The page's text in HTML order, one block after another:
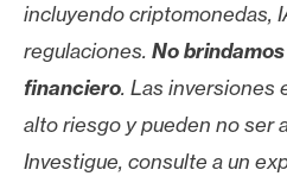
incluyendo criptomonedas,
regulaciones. No
financiero. Las inversiones
alto riesgo y pueden no ser
Investigue, consulte a un